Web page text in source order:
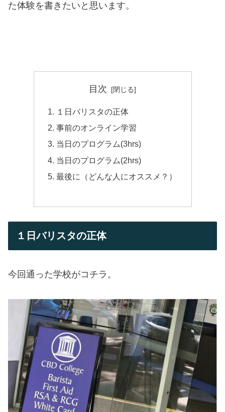
た体験を書きたいと思います。
目次
１日バリスタの正体
事前のオンライン学習
当日のプログラム(3hrs)
当日のプログラム(2hrs)
最後に（どんな人にオススメ？）
１日バリスタの正体
今回通った学校がコチラ。